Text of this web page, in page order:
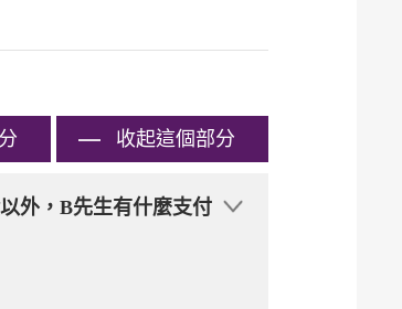
收起這個部分
外，B先生有什麼支付